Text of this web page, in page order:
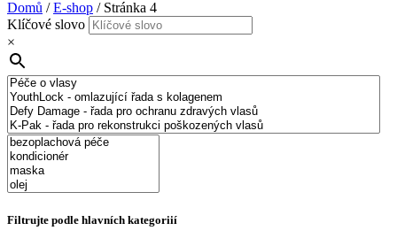
Domů /E-shop / Stránka 4
Klíčové slovo
×
Filtrujte podle hlavních kategoriií